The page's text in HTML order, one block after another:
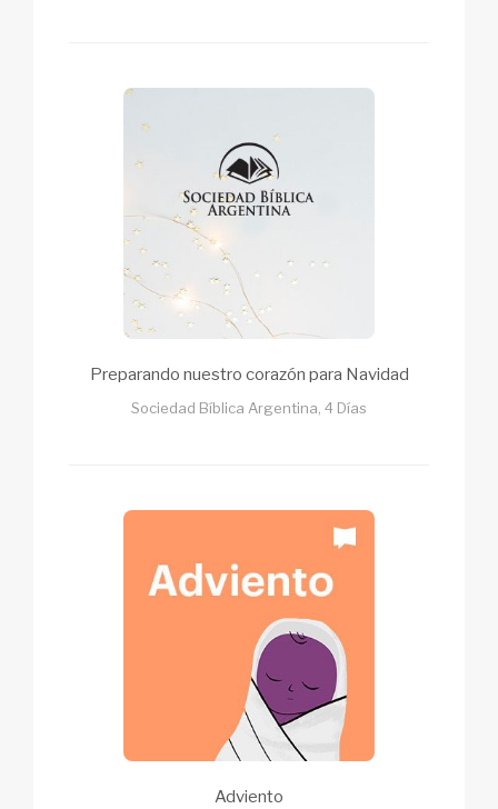
Preparando nuestro corazón para Navidad
Sociedad Bíblica Argentina, 4 Días
Adviento